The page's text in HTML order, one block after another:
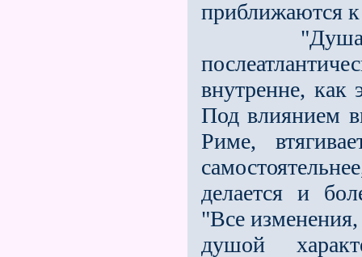
приближаются
"Душа
внутре­нне, как
Под влиянием
Риме,
делается и
"Все
душой